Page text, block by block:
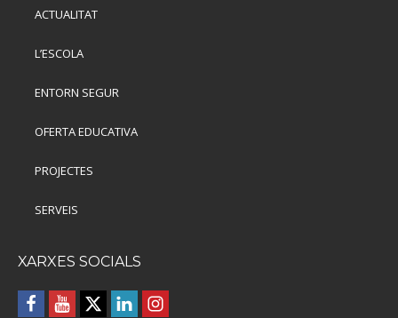
ACTUALITAT
L’ESCOLA
ENTORN SEGUR
OFERTA EDUCATIVA
PROJECTES
SERVEIS
XARXES SOCIALS